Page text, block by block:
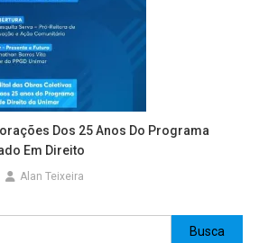
Dos 25 Anos Do Programa
Em Direito
Alan Teixeira
Busca